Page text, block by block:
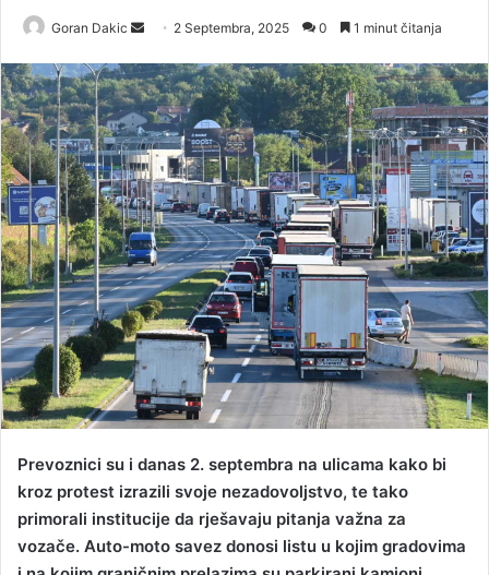
Goran Dakic
n
d
a
n
e
m
a
i
l
2 Septembra, 2025 0 1 minut čitanja
Prevoznici su i danas 2. septembra na ulicama kako bi
kroz protest izrazili svoje nezadovoljstvo, te tako
primorali institucije da rješavaju pitanja važna za
vozače. Auto-moto savez donosi listu u kojim gradovima